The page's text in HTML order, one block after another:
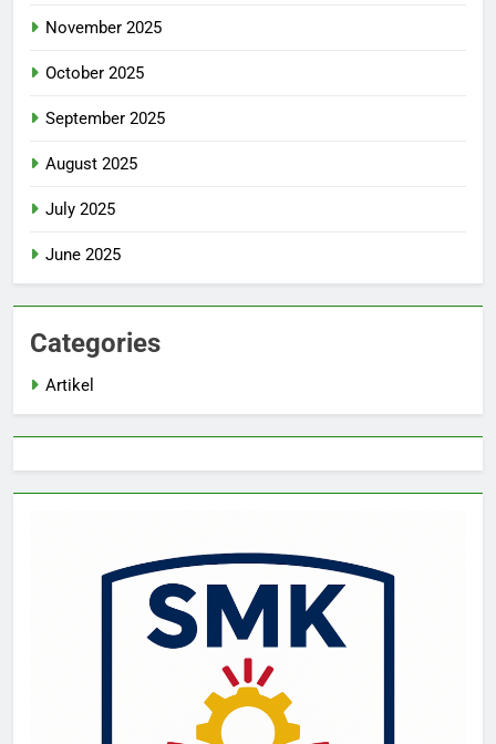
November 2025
October 2025
September 2025
August 2025
July 2025
June 2025
Categories
Artikel